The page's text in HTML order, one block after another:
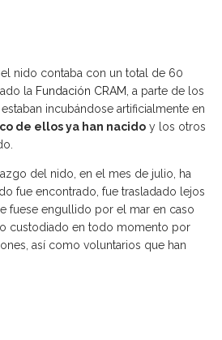
nido contaba con un total de 60
la Fundación CRAM, a parte de los
incubándose artificialmente en
de ellos ya han nacido y los otros
del nido, en el mes de julio, ha
fue encontrado, fue trasladado lejos
fuese engullido por el mar en caso
custodiado en todo momento por
así como voluntarios que han